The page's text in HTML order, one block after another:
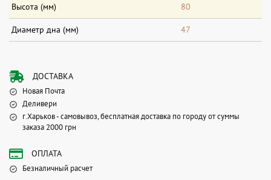
Высота (мм) 80
Диаметр дна (мм) 47
ДОСТАВКА
Новая Почта
Деливери
г.Харьков - самовывоз, бесплатная доставка по городу от суммы
заказа 2000 грн
ОПЛАТА
Безналичный расчет